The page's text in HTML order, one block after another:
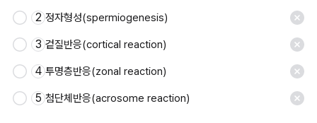
2 정자형성(spermiogenesis)
3 겉질반응(cortical reaction)
4 투명층반응(zonal reaction)
5 첨단체반응(acrosome reaction)